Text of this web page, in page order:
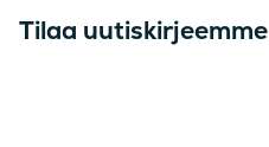
Tilaa uutiskirjeemme